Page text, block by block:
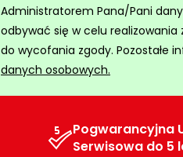
Administratorem Pana/Pani
odbywać się w celu
do wycofania zgody. Pozostałe
danych osobowych.
Pogwarancyjna
Serwisowa do 5